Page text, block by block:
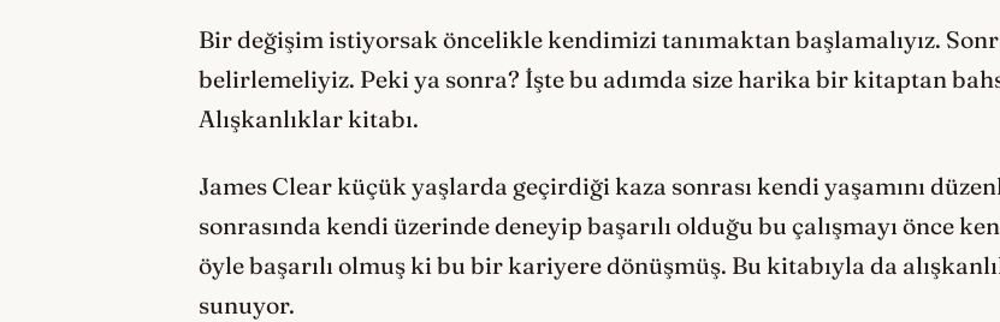
Bir değişim istiyorsak öncelikle kendimizi tanımaktan başlamalıyız.
belirlemeliyiz. Peki ya sonra? İşte bu adımda size harika bir kitaptan
Alışkanlıklar kitabı.
James Clear küçük yaşlarda geçirdiği kaza sonrası kendi yaşamını
sonrasında kendi üzerinde deneyip başarılı olduğu bu çalışmayı önce
öyle başarılı olmuş ki bu bir kariyere dönüşmüş. Bu kitabıyla da
sunuyor.